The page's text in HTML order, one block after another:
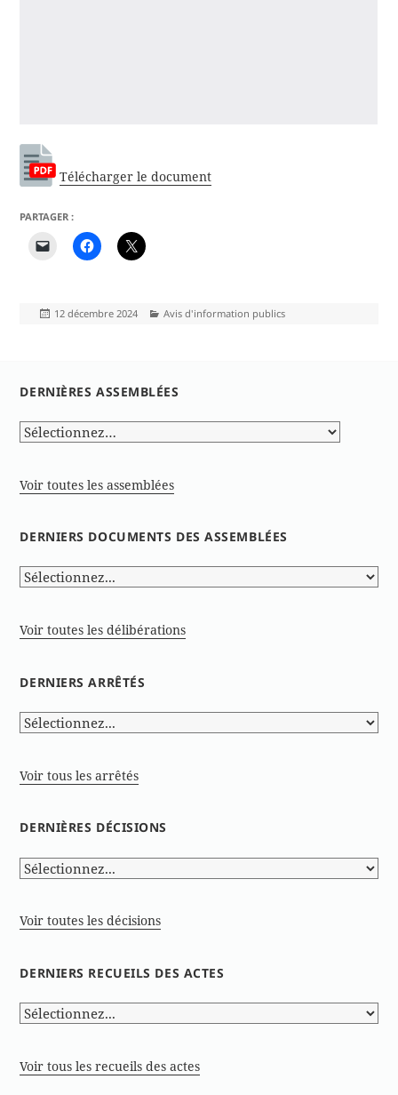
Télécharger le document
PARTAGER :
Publié
12 décembre 2024 Catégories
Avis d'information publics
DERNIÈRES ASSEMBLÉES
Voir toutes les assemblées
DERNIERS DOCUMENTS DES ASSEMBLÉES
Voir toutes les délibérations
DERNIERS ARRÊTÉS
Voir tous les arrêtés
DERNIÈRES DÉCISIONS
Voir toutes les décisions
DERNIERS RECUEILS DES ACTES
Voir tous les recueils des actes